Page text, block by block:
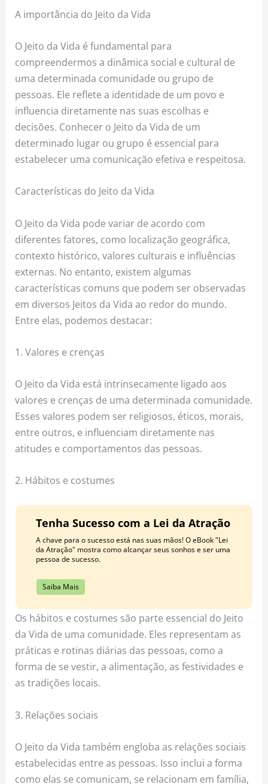
A importância do Jeito da Vida
O Jeito da Vida é fundamental para
compreendermos a dinâmica social e cultural de
uma determinada comunidade ou grupo de
pessoas. Ele reflete a identidade de um povo e
influencia diretamente nas suas escolhas e
decisões. Conhecer o Jeito da Vida de um
determinado lugar ou grupo é essencial para
estabelecer uma comunicação efetiva e respeitosa.
Características do Jeito da Vida
O Jeito da Vida pode variar de acordo com
diferentes fatores, como localização geográfica,
contexto histórico, valores culturais e influências
externas. No entanto, existem algumas
características comuns que podem ser observadas
em diversos Jeitos da Vida ao redor do mundo.
Entre elas, podemos destacar:
1. Valores e crenças
O Jeito da Vida está intrinsecamente ligado aos
valores e crenças de uma determinada comunidade.
Esses valores podem ser religiosos, éticos, morais,
entre outros, e influenciam diretamente nas
atitudes e comportamentos das pessoas.
2. Hábitos e costumes
Tenha Sucesso com a Lei da Atração
A chave para o sucesso está nas suas mãos! O eBook "Lei
da Atração" mostra como alcançar seus sonhos e ser uma
pessoa de sucesso.
Saiba Mais
Os hábitos e costumes são parte essencial do Jeito
da Vida de uma comunidade. Eles representam as
práticas e rotinas diárias das pessoas, como a
forma de se vestir, a alimentação, as festividades e
as tradições locais.
3. Relações sociais
O Jeito da Vida também engloba as relações sociais
estabelecidas entre as pessoas. Isso inclui a forma
como elas se comunicam, se relacionam em família,